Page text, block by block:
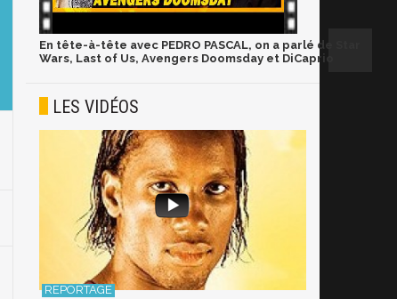
En tête-à-tête avec PEDRO PASCAL, on a parlé de Star
Wars, Last of Us, Avengers Doomsday et DiCaprio
LES VIDÉOS